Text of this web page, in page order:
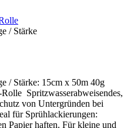
/ Stärke
/ Stärke: 15cm x 50m 40g
Spritzwasserabweisendes,
von Untergründen bei
für Sprühlackierungen:
Papier haften. Für kleine und